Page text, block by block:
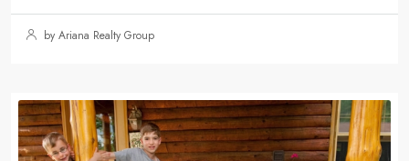
by Ariana Realty Group